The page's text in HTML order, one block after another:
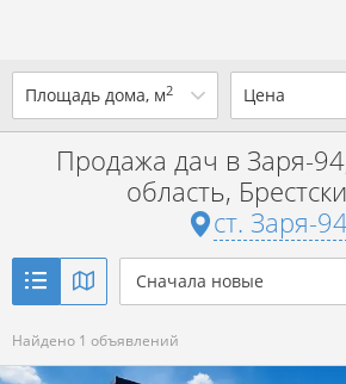
Площадь дома, м2
от до
Показать 1 объявление
Цена
от
р. за всё
Продажа дач в Заря-
область,
ст. Заря-
Сначала новые
Найдено 1 объявлений
Ваш город -ст.
Да Выбрать